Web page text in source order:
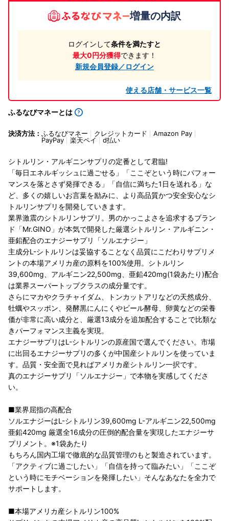
増量の内訳
ログインして条件を満たすと
最大0円分獲得できます！
新規会員登録／ログイン
使える店舗・サービス一覧
ふるなびマネーとは
決済方法： ふるなびマネー クレジットカード
Amazon Pay
PayPay
楽天ペイ d払い
シトルリン・アルギニンサプリの定番として君臨!
「毎日エネルギッシュに過ごせる」「ここぞという時にパフォー
マンスを落とさず発揮できる」「自信に満ちた1日を送れる」な
ど、多くの嬉しいお言葉を励みに、より高品質かつ安全安心なシ
トルリンサプリを開発していきます。
業界激震のシトルリンサプリ。男のかっこよさを追求するブラン
ド「Mr.GINO」が本気で開発した厳選シトルリン・アルギニン・
亜鉛配合のエナジーサプリ「ソルエナジー」
主成分L-シトルリンは妥協することなく品質にこだわりサプリメ
ントの本場アメリカ産の原料を100%使用。シトルリン
39,600mg、アルギニン22,500mg、亜鉛420mg(1袋あたり)配合
は業界スーパートップクラスの成分量です。
さらにマカやクラチャイダム、トンカットアリなどの天然成分、
牡蠣やスッポン、発酵黒にんにくやビール酵母、卵黄などの栄養
価が非常に高い成分と、厳選13成分を追加配合することで比類な
きパーフォマンス主義を実現。
エナジーサプリはL-シトルリンの原産国で選んでください。市場
に出回るエナジーサプリの多くが中国産シトルリンを使っていま
す。品質・安全面で見ればアメリカ産シトルリン一択です。
真のエナジーサプリ「ソルエナジー」で本物を実感してくださ
い。
■業界屈指の高配合
ソルエナジーはL-シトルリン39,600mg L-アルギニン22,500mg
亜鉛420mg 厳選全16成分の圧倒的配合量を実現したエナジーサ
プリメント。※1袋あたり
もちろん国内工場で徹底的な品質管理のもと製造されています。
「アクティブに過ごしたい」「自信を持って臨みたい」「ここぞ
という時にモチベーションを発揮したい」そんなあなたを全力で
サポートします。
■本場アメリカ産シトルリン100%